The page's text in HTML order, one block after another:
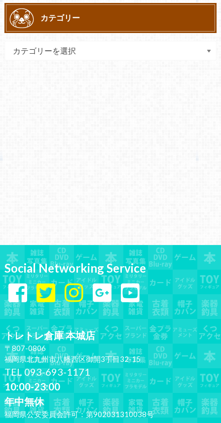
カテゴリー
Social Networking Service
トレトレ倉庫 本城店
〒807-0806
福岡県北九州市八幡西区御開3丁目32-15
TEL 093-693-1171
10:00-23:00
年中無休
福岡県公安委員会許可：第902031310038号